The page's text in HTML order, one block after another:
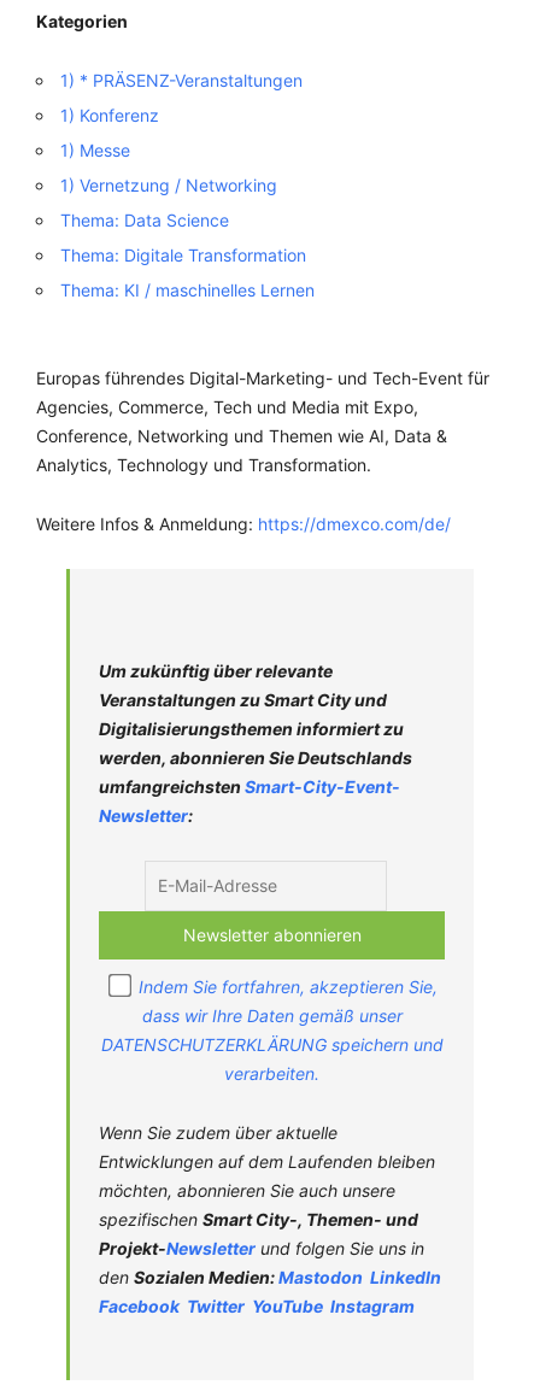
Kategorien
1) * PRÄSENZ-Veranstaltungen
1) Konferenz
1) Messe
1) Vernetzung / Networking
Thema: Data Science
Thema: Digitale Transformation
Thema: KI / maschinelles Lernen
Europas führendes Digital-Marketing- und Tech-Event für
Agencies, Commerce, Tech und Media mit Expo,
Conference, Networking und Themen wie AI, Data &
Analytics, Technology und Transformation.
Weitere Infos & Anmeldung: https://dmexco.com/de/
Um zukünftig über relevante
Veranstaltungen zu Smart City und
Digitalisierungsthemen informiert zu
werden, abonnieren Sie Deutschlands
umfangreichsten Smart-City-Event-
Newsletter:
Indem Sie fortfahren, akzeptieren Sie,
dass wir Ihre Daten gemäß unser
DATENSCHUTZERKLÄRUNG speichern und
verarbeiten.
Wenn Sie zudem über aktuelle
Entwicklungen auf dem Laufenden bleiben
möchten, abonnieren Sie auch unsere
spezifischen Smart City-, Themen- und
Projekt-Newsletter und folgen Sie uns in
den Sozialen Medien:Mastodon LinkedIn
Facebook Twitter YouTube Instagram